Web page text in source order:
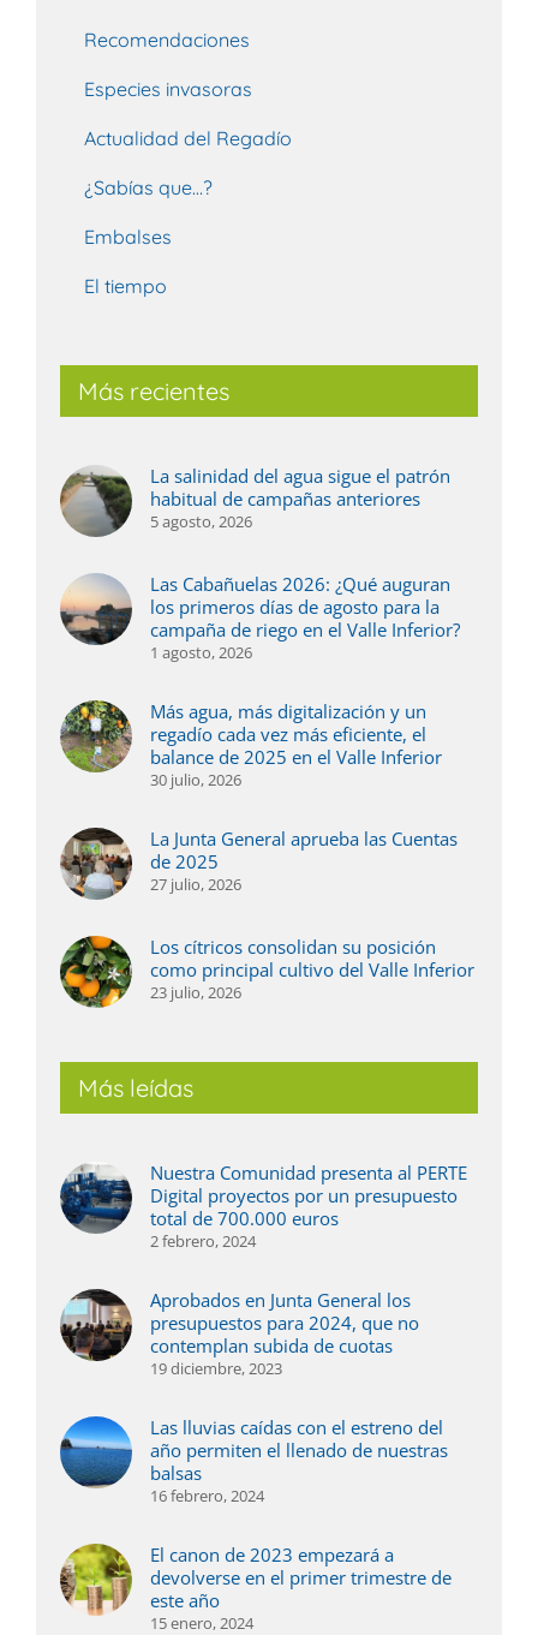
Recomendaciones
Especies invasoras
Actualidad del Regadío
¿Sabías que…?
Embalses
El tiempo
Más recientes
La salinidad del agua sigue el patrón
habitual de campañas anteriores
5 agosto, 2026
Las Cabañuelas 2026: ¿Qué auguran
los primeros días de agosto para la
campaña de riego en el Valle Inferior?
1 agosto, 2026
Más agua, más digitalización y un
regadío cada vez más eficiente, el
balance de 2025 en el Valle Inferior
30 julio, 2026
La Junta General aprueba las Cuentas
de 2025
27 julio, 2026
Los cítricos consolidan su posición
como principal cultivo del Valle Inferior
23 julio, 2026
Más leídas
Nuestra Comunidad presenta al PERTE
Digital proyectos por un presupuesto
total de 700.000 euros
2 febrero, 2024
Aprobados en Junta General los
presupuestos para 2024, que no
contemplan subida de cuotas
19 diciembre, 2023
Las lluvias caídas con el estreno del
año permiten el llenado de nuestras
balsas
16 febrero, 2024
El canon de 2023 empezará a
devolverse en el primer trimestre de
este año
15 enero, 2024